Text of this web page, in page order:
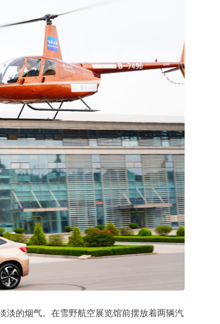
淡的烟气。在雪野航空展览馆前摆放着两辆汽